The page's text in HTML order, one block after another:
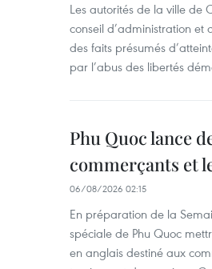
Les autorités de la ville de
conseil d’administration
des faits présumés
par l’abus des libertés
Phu Quoc lance
commerçants et
06/08/2026 02:15
En préparation de la
spéciale de Phu Quoc
en anglais destiné aux